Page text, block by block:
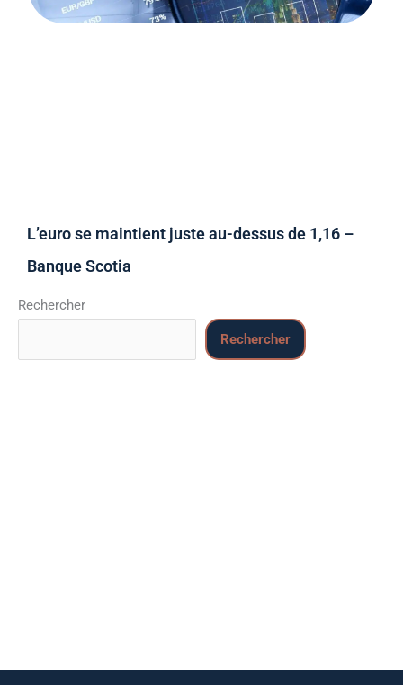
L’euro se maintient juste au-dessus de 1,16 –
Banque Scotia
Rechercher
Rechercher